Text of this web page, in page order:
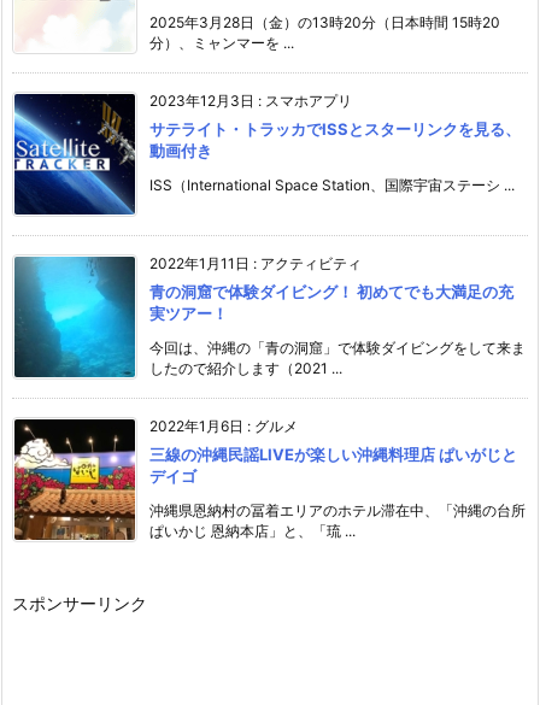
2025年3月28日（金）の13時20分（日本時間 15時20
分）、ミャンマーを ...
2023年12月3日 : スマホアプリ
サテライト・トラッカでISSとスターリンクを見る、
動画付き
ISS（International Space Station、国際宇宙ステーシ ...
2022年1月11日 : アクティビティ
青の洞窟で体験ダイビング！ 初めてでも大満足の充
実ツアー！
今回は、沖縄の「青の洞窟」で体験ダイビングをして来ま
したので紹介します（2021 ...
2022年1月6日 : グルメ
三線の沖縄民謡LIVEが楽しい沖縄料理店 ぱいがじと
デイゴ
沖縄県恩納村の冨着エリアのホテル滞在中、「沖縄の台所
ぱいかじ 恩納本店」と、「琉 ...
スポンサーリンク